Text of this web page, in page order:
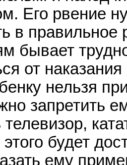
Его рвение
в правильное
бывает
от
нельзя
запретить
будет
ему